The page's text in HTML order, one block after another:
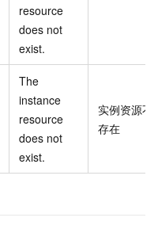
resource
does not
exist.
The
instance
resource
does not
exist.
实例资源不
存在